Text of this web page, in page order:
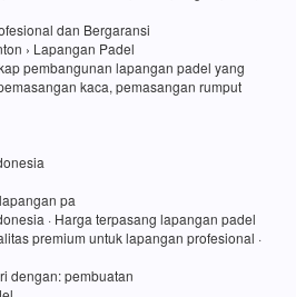
dan Bergaransi
› Lapangan Padel
pembangunan lapangan padel yang
kaca, pemasangan rumput
pa
· Harga terpasang lapangan padel
premium untuk lapangan profesional ·
dengan: pembuatan